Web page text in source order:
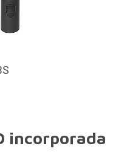
incorporada